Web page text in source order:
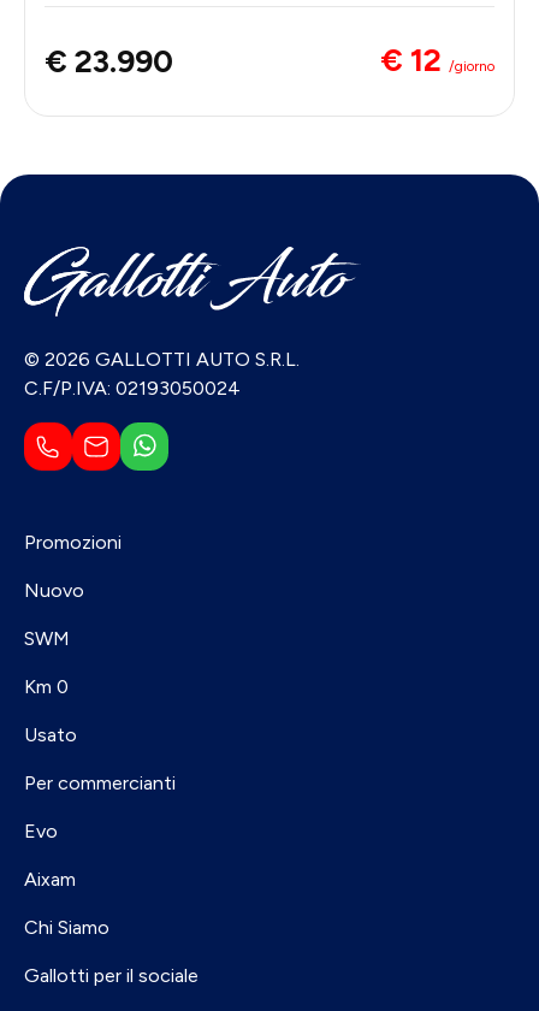
€ 23.990 € 12 /giorno
© 2026 GALLOTTI AUTO S.R.L.
C.F/P.IVA: 02193050024
Promozioni
Nuovo
SWM
Km 0
Usato
Per commercianti
Evo
Aixam
Chi Siamo
Gallotti per il sociale